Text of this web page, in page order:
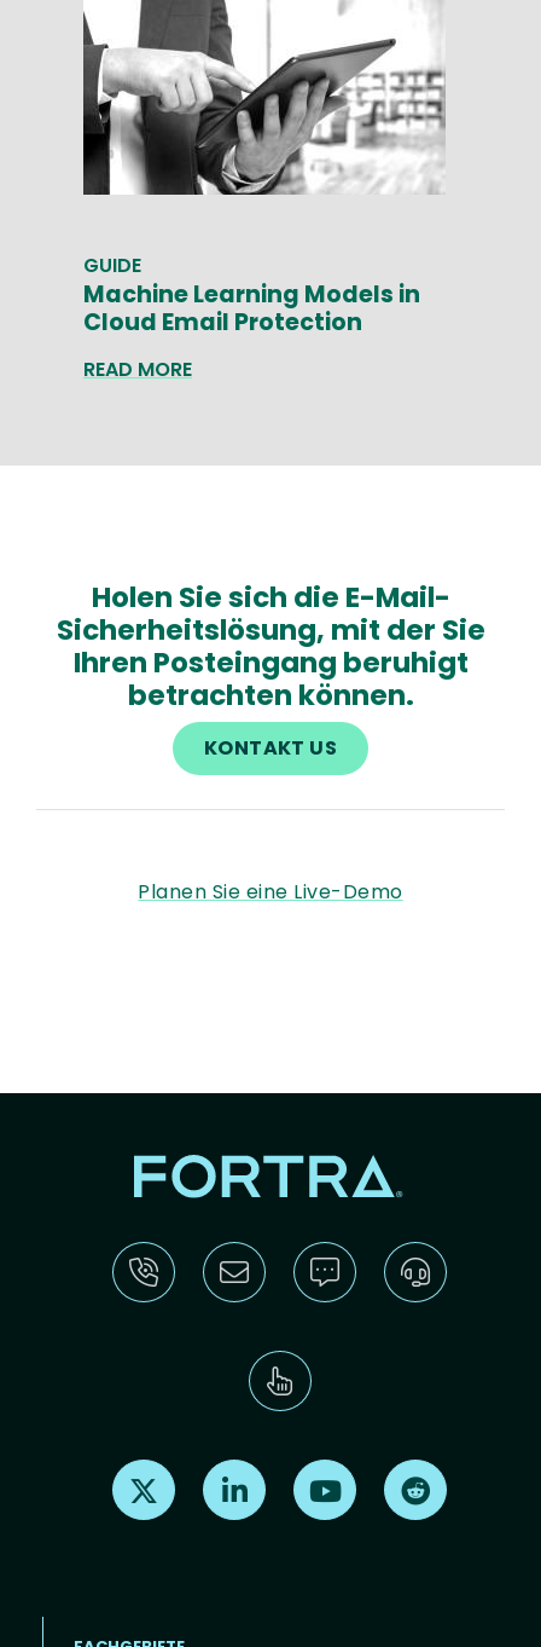
GUIDE
Machine Learning Models in
Cloud Email Protection
READ MORE
Holen Sie sich die E-Mail-
Sicherheitslösung, mit der Sie
Ihren Posteingang beruhigt
betrachten können.
KONTAKT US
Planen Sie eine Live-Demo
Find us on X Find us on LinkedInFind us on Youtube